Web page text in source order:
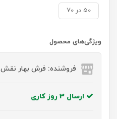
50 در 70
ویژگی‌های محصول
فروشنده: فرش بهار نقش
ارسال 3 روز کاری